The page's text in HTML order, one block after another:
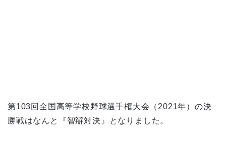
第103回全国高等学校野球選手権大会（2021年）の決
勝戦はなんと『智辯対決』となりました。